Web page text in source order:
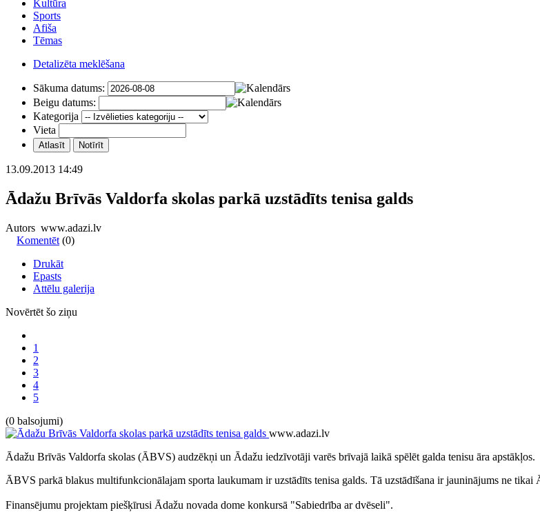
Kultūra
Sports
Afiša
Tēmas
Detalizēta meklēšana
Sākuma datums:
Beigu datums:
Kategorija
Vieta
13.09.2013 14:49
Ādažu Brīvās Valdorfa skolas parkā uzstādīts tenisa galds
Autors www.adazi.lv
Komentēt (0)
Drukāt
Epasts
Attēlu galerija
Novērtēt šo ziņu
1
2
3
4
5
(0 balsojumi)
www.adazi.lv
Ādažu Brīvās Valdorfa skolas (ĀBVS) audzēkņi un Ādažu iedzīvotāji varēs brīvajā laikā spēlēt galda tenisu āra apstākļos.
ĀBVS parkā blakus multifunkcionālajam sporta laukumam ir uzstādīts tenisa galds. Tā uzstādīšana ir jauninājums ne tikai
Finansējumu projektam piešķīrusi Ādažu novada dome konkursā "Sabiedrība ar dvēseli".